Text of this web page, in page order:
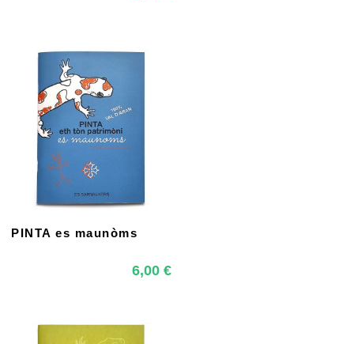
PINTA es maunòms
6,00 €